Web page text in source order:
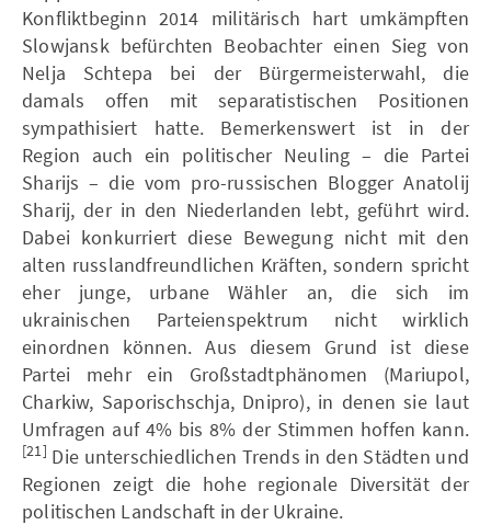
Konfliktbeginn 2014 militärisch hart umkämpften
Slowjansk befürchten Beobachter einen Sieg von
Nelja Schtepa bei der Bürgermeisterwahl, die
damals offen mit separatistischen Positionen
sympathisiert hatte. Bemerkenswert ist in der
Region auch ein politischer Neuling – die Partei
Sharijs – die vom pro-russischen Blogger Anatolij
Sharij, der in den Niederlanden lebt, geführt wird.
Dabei konkurriert diese Bewegung nicht mit den
alten russlandfreundlichen Kräften, sondern spricht
eher junge, urbane Wähler an, die sich im
ukrainischen Parteienspektrum nicht wirklich
einordnen können. Aus diesem Grund ist diese
Partei mehr ein Großstadtphänomen (Mariupol,
Charkiw, Saporischschja, Dnipro), in denen sie laut
Umfragen auf 4% bis 8% der Stimmen hoffen kann.
[21] Die unterschiedlichen Trends in den Städten und
Regionen zeigt die hohe regionale Diversität der
politischen Landschaft in der Ukraine.